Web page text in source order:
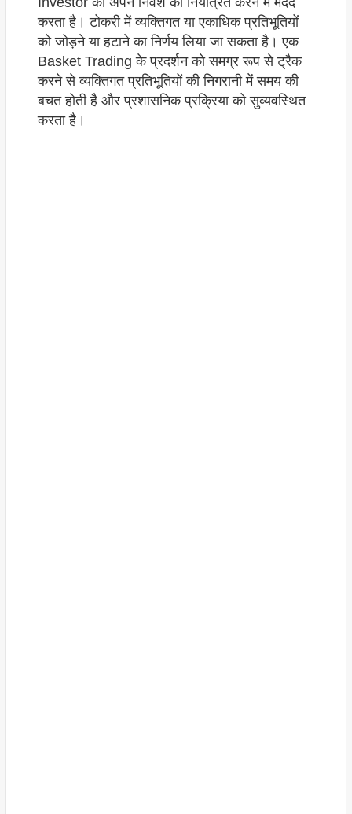
करता है। टोकरी में व्यक्तिगत या एकाधिक प्रतिभूतियों
को जोड़ने या हटाने का निर्णय लिया जा सकता है। एक
Basket Trading के प्रदर्शन को समग्र रूप से ट्रैक
करने से व्यक्तिगत प्रतिभूतियों की निगरानी में समय की
बचत होती है और प्रशासनिक प्रक्रिया को सुव्यवस्थित
करता है।